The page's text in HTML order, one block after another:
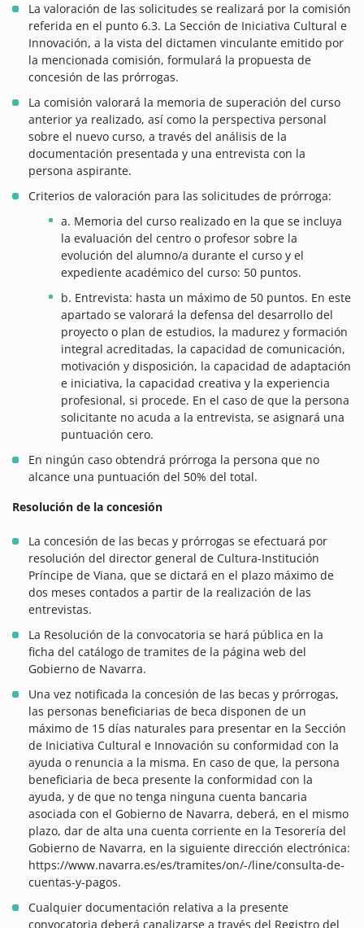
La valoración de las solicitudes se realizará por la comisión
referida en el punto 6.3. La Sección de Iniciativa Cultural e
Innovación, a la vista del dictamen vinculante emitido por
la mencionada comisión, formulará la propuesta de
concesión de las prórrogas.
La comisión valorará la memoria de superación del curso
anterior ya realizado, así como la perspectiva personal
sobre el nuevo curso, a través del análisis de la
documentación presentada y una entrevista con la
persona aspirante.
Criterios de valoración para las solicitudes de prórroga:
a. Memoria del curso realizado en la que se incluya
la evaluación del centro o profesor sobre la
evolución del alumno/a durante el curso y el
expediente académico del curso: 50 puntos.
b. Entrevista: hasta un máximo de 50 puntos. En este
apartado se valorará la defensa del desarrollo del
proyecto o plan de estudios, la madurez y formación
integral acreditadas, la capacidad de comunicación,
motivación y disposición, la capacidad de adaptación
e iniciativa, la capacidad creativa y la experiencia
profesional, si procede. En el caso de que la persona
solicitante no acuda a la entrevista, se asignará una
puntuación cero.
En ningún caso obtendrá prórroga la persona que no
alcance una puntuación del 50% del total.
Resolución de la concesión
La concesión de las becas y prórrogas se efectuará por
resolución del director general de Cultura-Institución
Príncipe de Viana, que se dictará en el plazo máximo de
dos meses contados a partir de la realización de las
entrevistas.
La Resolución de la convocatoria se hará pública en la
ficha del catálogo de tramites de la página web del
Gobierno de Navarra.
Una vez notificada la concesión de las becas y prórrogas,
las personas beneficiarias de beca disponen de un
máximo de 15 días naturales para presentar en la Sección
de Iniciativa Cultural e Innovación su conformidad con la
ayuda o renuncia a la misma. En caso de que, la persona
beneficiaria de beca presente la conformidad con la
ayuda, y de que no tenga ninguna cuenta bancaria
asociada con el Gobierno de Navarra, deberá, en el mismo
plazo, dar de alta una cuenta corriente en la Tesorería del
Gobierno de Navarra, en la siguiente dirección electrónica:
https://www.navarra.es/es/tramites/on/-/line/consulta-de-
cuentas-y-pagos.
Cualquier documentación relativa a la presente
convocatoria deberá canalizarse a través del Registro del